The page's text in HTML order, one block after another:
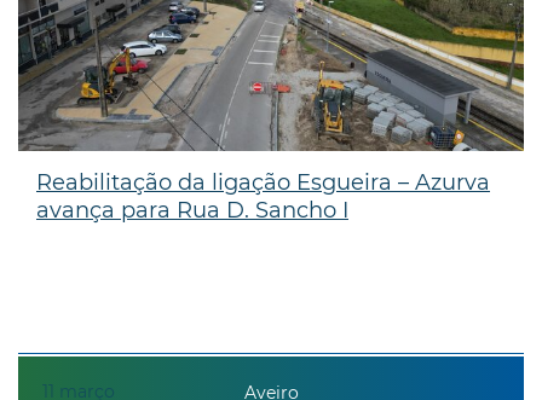
11 março
Reabilitação da ligação Esgueira – Azurva
avança para Rua D. Sancho I
Aveiro